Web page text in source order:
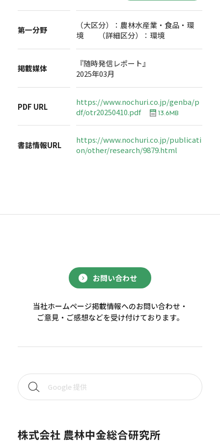
第一分野
（大区分）：農林水産業・食品・環
境 （詳細区分）：環境
掲載媒体
『随時発信レポート』
2025年03月
PDF URL
https://www.nochuri.co.jp/genba/p
df/otr20250410.pdf
13.6MB
書誌情報URL
https://www.nochuri.co.jp/publicati
on/other/research/9879.html
お問い合わせ
当社ホームページ掲載情報へのお問い合わせ・
ご意見・ご感想などを受け付けております。
株式会社 農林中金総合研究所